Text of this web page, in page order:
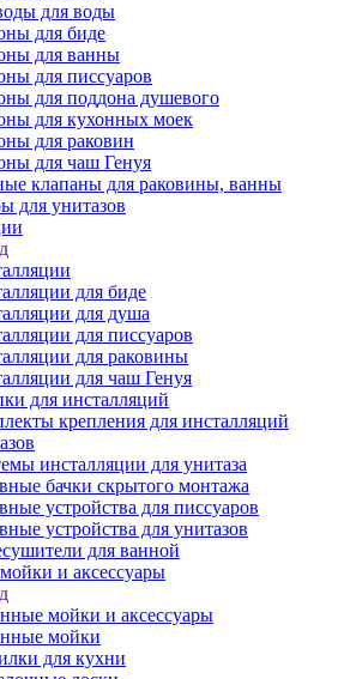
для воды
для биде
для ванны
для писсуаров
для поддона душевого
для кухонных моек
для раковин
для чаш Генуя
клапаны для раковины, ванны
для унитазов
для биде
для душа
для писсуаров
для раковины
для чаш Генуя
для инсталляций
крепления для инсталляций
инсталляции для унитаза
бачки скрытого монтажа
устройства для писсуаров
устройства для унитазов
для ванной
и аксессуары
мойки и аксессуары
мойки
для кухни